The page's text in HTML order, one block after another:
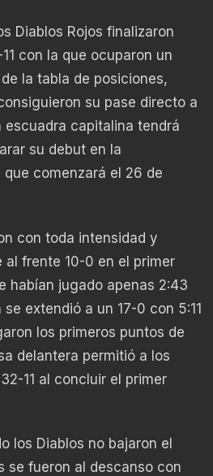
Diablos Rojos finalizaron
con la que ocuparon un
la tabla de posiciones,
su pase directo a
escuadra capitalina tendrá
su debut en la
comenzará el 26 de
con toda intensidad y
al frente 10-0 en el primer
habían jugado apenas 2:43
extendió a un 17-0 con 5:11
los primeros puntos de
delantera permitió a los
11 al concluir el primer
los Diablos no bajaron el
se fueron al descanso con